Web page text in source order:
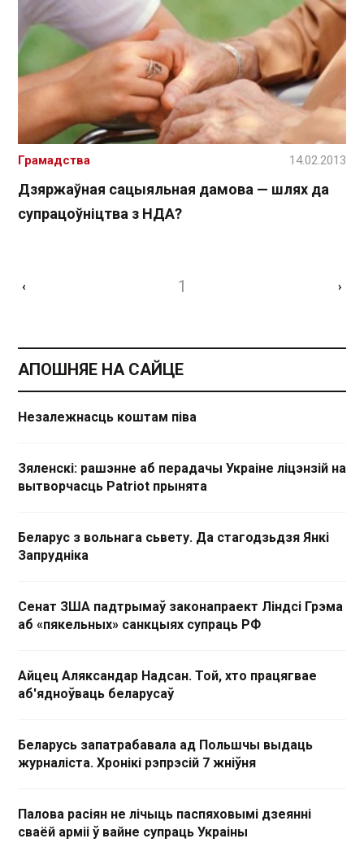
Дзяржаўная сацыяльная дамова — шлях да
супрацоўніцтва з НДА?
Грамадства 14.02.2013
‹ 1 ›
АПОШНЯЕ НА САЙЦЕ
Незалежнасць коштам піва
Зяленскі: рашэнне аб перадачы Украіне ліцэнзій на
вытворчасць Patriot прынята
Беларус з вольнага сьвету. Да стагодзьдзя Янкі
Запрудніка
Сенат ЗША падтрымаў законапраект Ліндсі Грэма
аб «пякельных» санкцыях супраць РФ
Айцец Аляксандар Надсан. Той, хто працягвае
аб'ядноўваць беларусаў
Беларусь запатрабавала ад Польшчы выдаць
журналіста. Хронікі рэпрэсій 7 жніўня
Палова расіян не лічыць паспяховымі дзеянні
сваёй арміі ў вайне супраць Украіны